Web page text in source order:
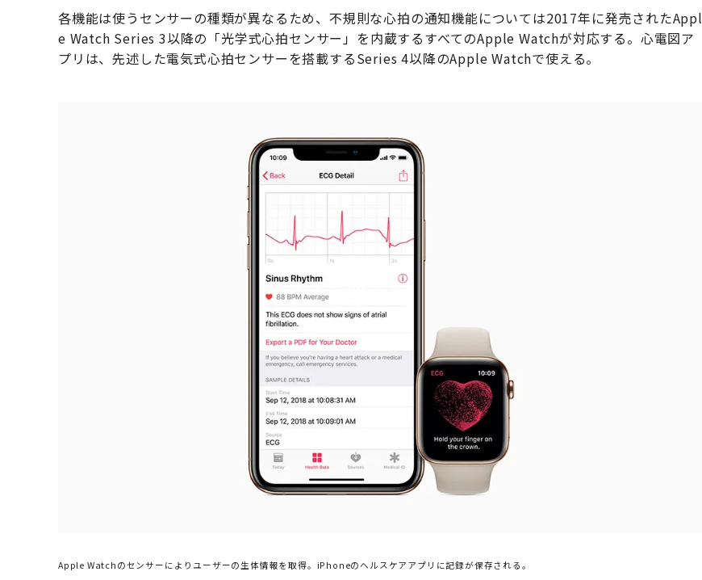
各機能は使うセンサーの種類が異なるため、不規則な心拍の通知機能については2017年に発売されたAppl
e Watch Series 3以降の「光学式心拍センサー」を内蔵するすべてのApple Watchが対応する。心電図ア
プリは、先述した電気式心拍センサーを搭載するSeries 4以降のApple Watchで使える。
Apple Watchのセンサーによりユーザーの生体情報を取得。iPhoneのヘルスケアアプリに記録が保存される。